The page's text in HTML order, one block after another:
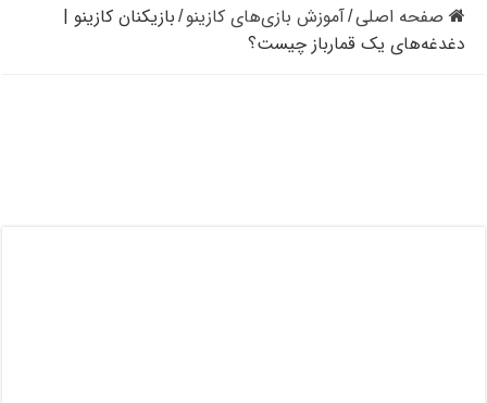
صفحه اصلی/آموزش بازی‌های کازینو / بازیکنان کازینو |
دغدغه‌های یک قمارباز چیست؟